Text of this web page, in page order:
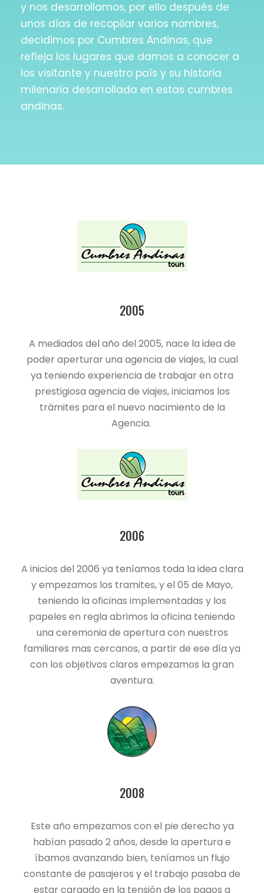
y nos desarrollamos, por ello después de
unos días de recopilar varios nombres,
decidimos por Cumbres Andinas, que
refleja los lugares que damos a conocer a
los visitante y nuestro país y su historia
milenaria desarrollada en estas cumbres
andinas.
2005
A mediados del año del 2005, nace la idea de
poder aperturar una agencia de viajes, la cual
ya teniendo experiencia de trabajar en otra
prestigiosa agencia de viajes, iniciamos los
trámites para el nuevo nacimiento de la
Agencia.
2006
A inicios del 2006 ya teníamos toda la idea clara
y empezamos los tramites, y el 05 de Mayo,
teniendo la oficinas implementadas y los
papeles en regla abrimos la oficina teniendo
una ceremonia de apertura con nuestros
familiares mas cercanos, a partir de ese día ya
con los objetivos claros empezamos la gran
aventura.
2008
Este año empezamos con el pie derecho ya
habían pasado 2 años, desde la apertura e
íbamos avanzando bien, teníamos un flujo
constante de pasajeros y el trabajo pasaba de
estar cargado en la tensión de los pagos a